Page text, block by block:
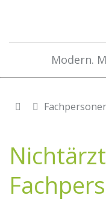
Modern.